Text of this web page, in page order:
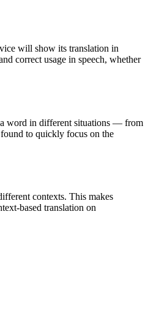
will show its translation in
correct usage in speech, whether
a word in different situations — from
to quickly focus on the
contexts. This makes
based translation on